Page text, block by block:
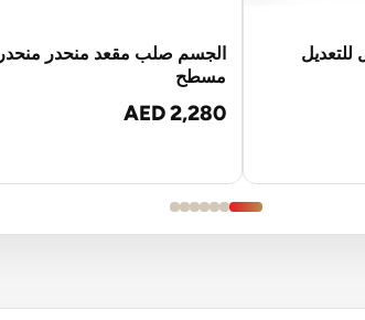
الجسم صلب مقعد منحدر منحدر
مسطح
AED 2,280